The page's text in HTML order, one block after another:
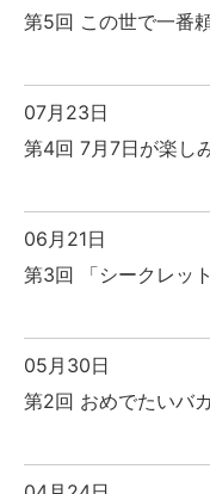
第5回 この世で一番
07月23日
第4回 7月7日が楽し
06月21日
第3回 「シークレッ
05月30日
第2回 おめでたいバ